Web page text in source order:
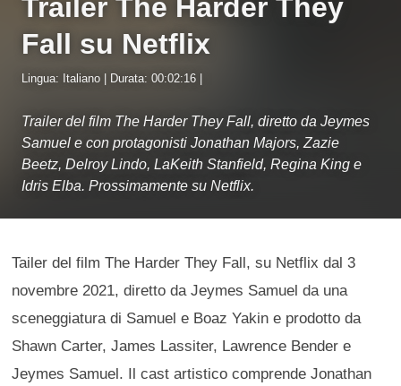
Trailer The Harder They
Fall su Netflix
Lingua: Italiano | Durata: 00:02:16 |
Trailer del film The Harder They Fall, diretto da Jeymes
Samuel e con protagonisti Jonathan Majors, Zazie
Beetz, Delroy Lindo, LaKeith Stanfield, Regina King e
Idris Elba. Prossimamente su Netflix.
Tailer del film The Harder They Fall, su Netflix dal 3
novembre 2021, diretto da Jeymes Samuel da una
sceneggiatura di Samuel e Boaz Yakin e prodotto da
Shawn Carter, James Lassiter, Lawrence Bender e
Jeymes Samuel. Il cast artistico comprende Jonathan